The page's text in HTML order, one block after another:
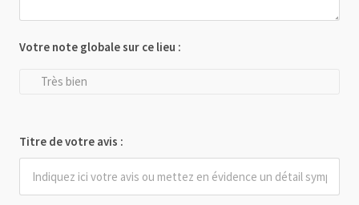
Votre note globale sur ce lieu :
Très bien
Titre de votre avis :